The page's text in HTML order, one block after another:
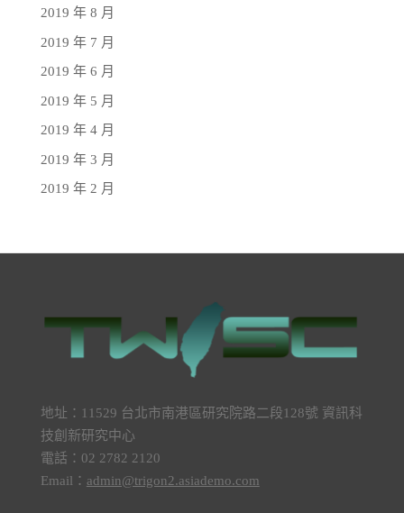
2019 年 8 月
2019 年 7 月
2019 年 6 月
2019 年 5 月
2019 年 4 月
2019 年 3 月
2019 年 2 月
地址：11529 台北市南港區研究院路二段128號 資訊科
技創新研究中心
電話：02 2782 2120
Email： admin@trigon2.asiademo.com